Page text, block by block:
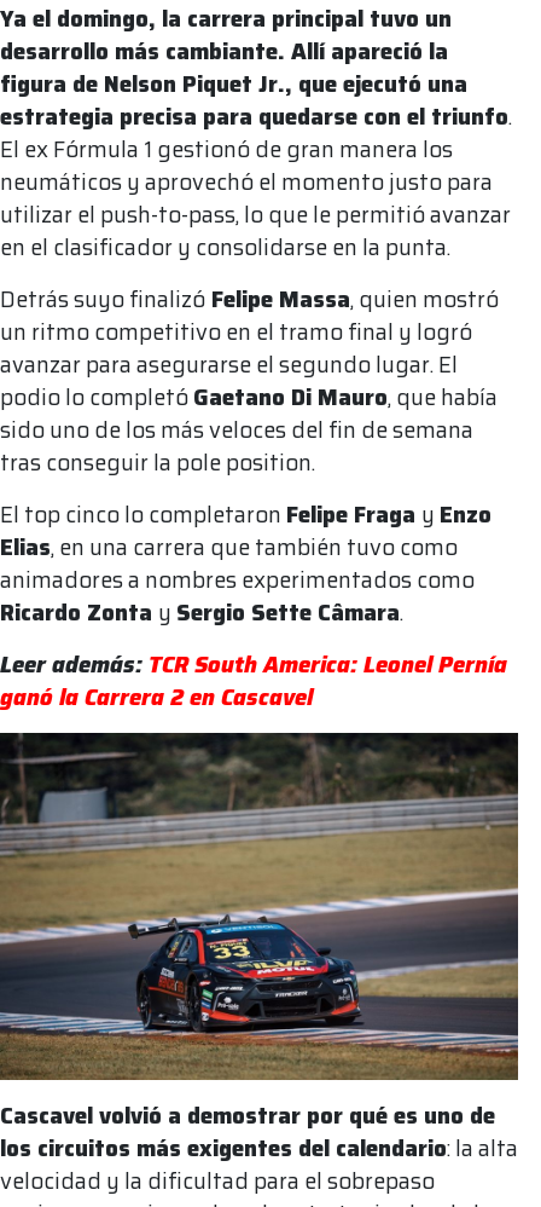
Ya el domingo, la carrera principal tuvo un
desarrollo más cambiante. Allí apareció la
figura de Nelson Piquet Jr., que ejecutó una
estrategia precisa para quedarse con el triunfo.
El ex Fórmula 1 gestionó de gran manera los
neumáticos y aprovechó el momento justo para
utilizar el push-to-pass, lo que le permitió avanzar
en el clasificador y consolidarse en la punta.
Detrás suyo finalizó Felipe Massa, quien mostró
un ritmo competitivo en el tramo final y logró
avanzar para asegurarse el segundo lugar. El
podio lo completóGaetano Di Mauro, que había
sido uno de los más veloces del fin de semana
tras conseguir la pole position.
El top cinco lo completaron Felipe Fraga y Enzo
Elias, en una carrera que también tuvo como
animadores a nombres experimentados como
Ricardo Zonta y Sergio Sette Câmara.
Leer además: TCR South America: Leonel Pernía
ganó la Carrera 2 en Cascavel
Cascavel volvió a demostrar por qué es uno de
los circuitos más exigentes del calendario: la alta
velocidad y la dificultad para el sobrepaso